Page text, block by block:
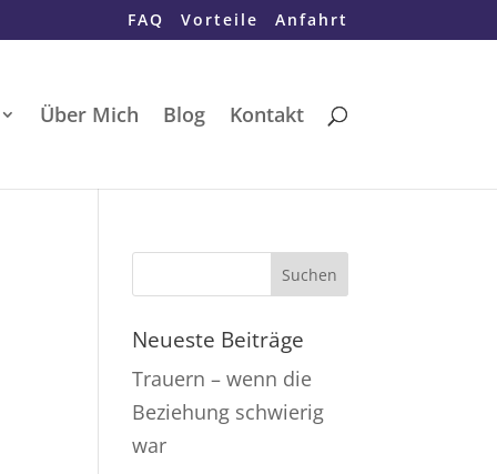
FAQ Vorteile Anfahrt
Über Mich Blog Kontakt
Neueste Beiträge
Trauern – wenn die
Beziehung schwierig
war